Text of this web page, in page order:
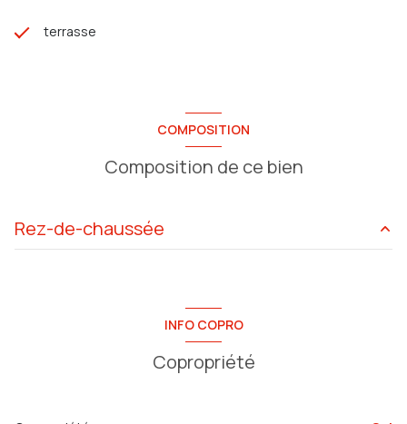
terrasse
COMPOSITION
Composition de ce bien
Rez-de-chaussée
INFO COPRO
Copropriété